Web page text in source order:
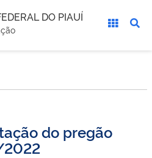
DO PIAUÍ
do pregão
2022